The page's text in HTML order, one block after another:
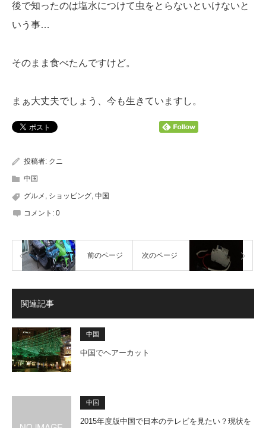
後で知ったのは塩水につけて虫をとらないといけないと
いう事…
そのまま食べたんですけど。
まぁ大丈夫でしょう、今も生きていますし。
投稿者: クニ
中国
グルメ , ショッピング, 中国
コメント: 0
前のページ 次のページ
関連記事
中国
中国でヘアーカット
中国
2015年度版中国で日本のテレビを見たい？現状を